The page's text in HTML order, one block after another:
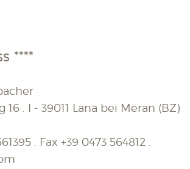
****
. I - 39011 Lana bei Meran (BZ)
. Fax +39 0473 564812 .